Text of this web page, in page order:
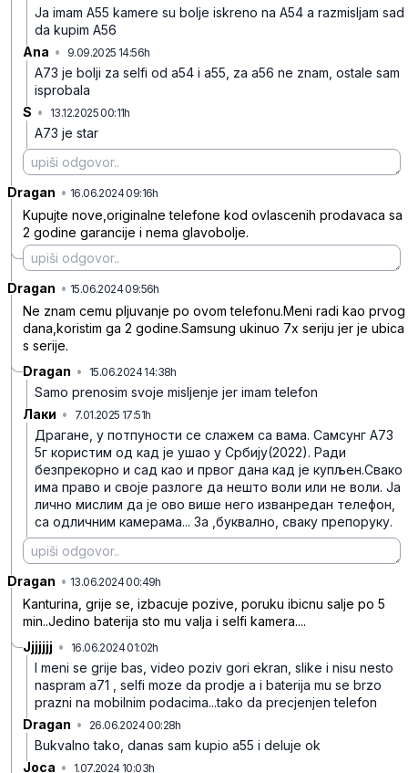
Ja imam A55 kamere su bolje iskreno na A54 a razmisljam sad
da kupim A56
Ana • 9.09.2025 14:56h
A73 je bolji za selfi od a54 i a55, za a56 ne znam, ostale sam
isprobala
S • 13.12.2025 00:11h
A73 je star
Dragan • 16.06.2024 09:16h
Kupujte nove,originalne telefone kod ovlascenih prodavaca sa
2 godine garancije i nema glavobolje.
Dragan • 15.06.2024 09:56h
Ne znam cemu pljuvanje po ovom telefonu.Meni radi kao prvog
dana,koristim ga 2 godine.Samsung ukinuo 7x seriju jer je ubica
s serije.
Dragan • 15.06.2024 14:38h
Samo prenosim svoje misljenje jer imam telefon
Лаки • 7.01.2025 17:51h
Драгане, у потпуности се слажем са вама. Самсунг А73
5г користим од кад је ушао у Србију(2022). Ради
безпрекорно и сад као и првог дана кад је купљен.Свако
има право и своје разлоге да нешто воли или не воли. Ја
лично мислим да је ово више него изванредан телефон,
са одличним камерама... За ,буквално, сваку препоруку.
Dragan • 13.06.2024 00:49h
Kanturina, grije se, izbacuje pozive, poruku ibicnu salje po 5
min..Jedino baterija sto mu valja i selfi kamera....
Jjjjjjj • 16.06.2024 01:02h
I meni se grije bas, video poziv gori ekran, slike i nisu nesto
naspram a71 , selfi moze da prodje a i baterija mu se brzo
prazni na mobilnim podacima...tako da precjenjen telefon
Dragan • 26.06.2024 00:28h
Bukvalno tako, danas sam kupio a55 i deluje ok
Joca • 1.07.2024 10:03h